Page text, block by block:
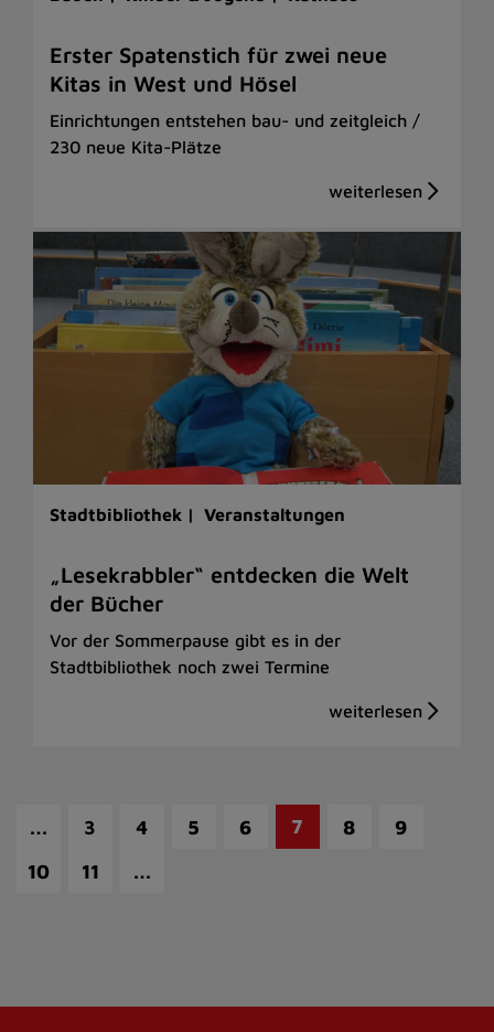
Erster Spatenstich für zwei neue
Kitas in West und Hösel
Einrichtungen entstehen bau- und zeitgleich /
230 neue Kita-Plätze
Stadtbibliothek | Veranstaltungen
„Lesekrabbler“ entdecken die Welt
der Bücher
Vor der Sommerpause gibt es in der
Stadtbibliothek noch zwei Termine
… 3 4 5 6 7 8
9
10
11 …